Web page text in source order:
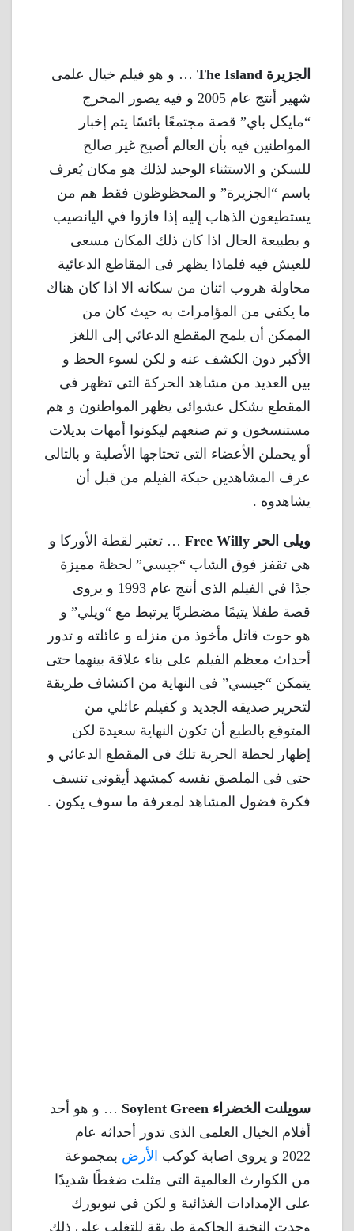
الجزيرة The Island
… و هو فيلم خيال علمى
شهير أنتج عام 2005 و فيه يصور المخرج
“مايكل باي” قصة مجتمعًا بائسًا يتم إخبار
المواطنين فيه بأن العالم أصبح غير صالح
للسكن و الاستثناء الوحيد لذلك هو مكان يُعرف
باسم “الجزيرة” و المحظوظون فقط هم من
يستطيعون الذهاب إليه إذا فازوا في اليانصيب
و بطبيعة الحال اذا كان ذلك المكان مسعى
للعيش فيه فلماذا يظهر فى المقاطع الدعائية
محاولة هروب اثنان من سكانه الا اذا كان هناك
ما يكفي من المؤامرات به حيث كان من
الممكن أن يلمح المقطع الدعائي إلى اللغز
الأكبر دون الكشف عنه و لكن لسوء الحظ و
بين العديد من مشاهد الحركة التى تظهر فى
المقطع بشكل عشوائى يظهر المواطنون و هم
مستنسخون و تم صنعهم ليكونوا أمهات بديلات
أو يحملن الأعضاء التى تحتاجها الأصلية و بالتالى
عرف المشاهدين حبكة الفيلم من قبل أن
يشاهدوه .
ويلى الحر Free Willy
… تعتبر لقطة الأوركا و
هي تقفز فوق الشاب “جيسي” لحظة مميزة
جدًا في الفيلم الذى أنتج عام 1993 و يروى
قصة طفلا يتيمًا مضطربًا يرتبط مع “ويلي” و
هو حوت قاتل مأخوذ من منزله و عائلته و تدور
أحداث معظم الفيلم على بناء علاقة بينهما حتى
يتمكن “جيسي” فى النهاية من اكتشاف طريقة
لتحرير صديقه الجديد و كفيلم عائلي من
المتوقع بالطبع أن تكون النهاية سعيدة لكن
إظهار لحظة الحرية تلك فى المقطع الدعائي و
حتى فى الملصق نفسه كمشهد أيقونى تنسف
فكرة فضول المشاهد لمعرفة ما سوف يكون .
سويلنت الخضراء Soylent Green
… و هو أحد
أفلام الخيال العلمى الذى تدور أحداثه عام
2022 و يروى اصابة كوكب
الأرض بمجموعة
من الكوارث العالمية التى مثلت ضغطًا شديدًا
على الإمدادات الغذائية و لكن في نيويورك
وجدت النخبة الحاكمة طريقة للتغلب على ذلك